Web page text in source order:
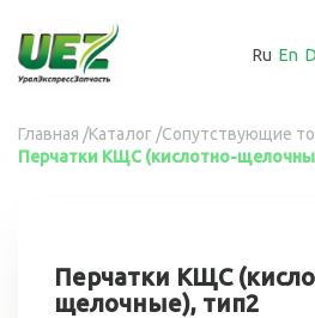
основному
содержанию
Ru En
Вы
здесь
Главная /Каталог /Сопутствующие
Перчатки КЩС (кислотно-
Перчатки КЩС
щелочные), тип2